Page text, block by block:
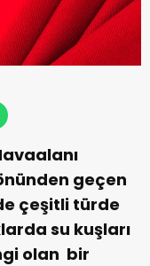
geçen
çeşitli türde
su kuşları
olan bir